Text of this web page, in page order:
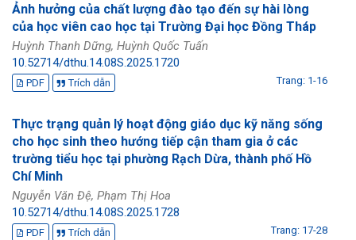
Ảnh hưởng của chất lượng đào tạo đến sự hài lòng
của học viên cao học tại Trường Đại học Đồng Tháp
Huỳnh Thanh Dững, Huỳnh Quốc Tuấn
10.52714/dthu.14.08S.2025.1720
PDF Trích dẫn Trang: 1-16
Thực trạng quản lý hoạt động giáo dục kỹ năng sống
cho học sinh theo hướng tiếp cận tham gia ở các
trường tiểu học tại phường Rạch Dừa, thành phố Hồ
Chí Minh
Nguyễn Văn Đệ, Phạm Thị Hoa
10.52714/dthu.14.08S.2025.1728
PDF Trích dẫn Trang: 17-28